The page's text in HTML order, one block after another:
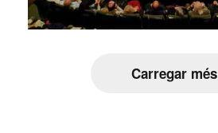
Carregar més